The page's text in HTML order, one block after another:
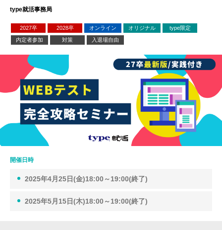
type就活事務局
2027卒 2028卒 オンライン オリジナル
type限定
内定者参加
対策 入退場自由
開催日時
2025年4月25日(金)18:00～19:00(終了)
2025年5月15日(木)18:00～19:00(終了)